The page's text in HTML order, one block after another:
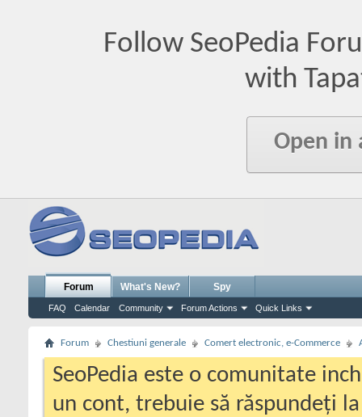
Follow SeoPedia
with
Open in
Forum
FAQ Calendar Community Forum Actions Quick Links
What's New? Spy
Forum Chestiuni generale Comert electronic, e-Commerce
SeoPedia este o comunitate
un cont, trebuie să răspundeți